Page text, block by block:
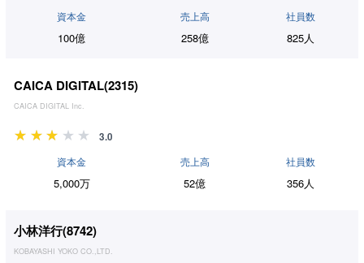
資本金
100億
売上高
258億
社員数
825人
CAICA DIGITAL(2315)
CAICA DIGITAL Inc.
3.0
資本金
5,000万
売上高
52億
社員数
356人
小林洋行(8742)
KOBAYASHI YOKO CO.,LTD.